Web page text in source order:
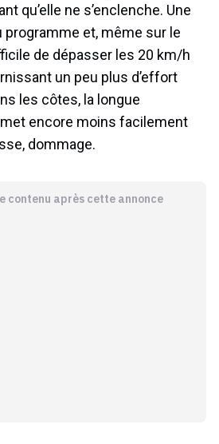
qu’elle ne s’enclenche. Une
et, même sur le
de dépasser les 20 km/h
un peu plus d’effort
les côtes, la longue
encore moins facilement
dommage.
contenu après cette annonce